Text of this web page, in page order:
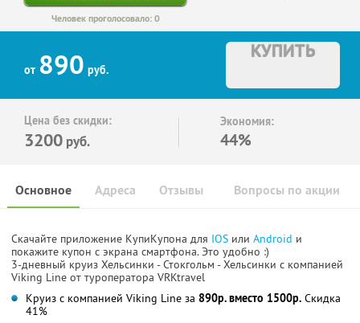
Человек проголосовало: 0
от 890 руб.
КУПИТЬ
Цена без скидки:
3200 руб.
Экономия:
44%
Основное Отзывы Вопросы по акции
Адреса
Скачайте приложение КупиКупона для IOS или Android и
покажите купон с экрана смартфона. Это удобно :)
3-дневный круиз Хельсинки - Стокгольм - Хельсинки с компанией
Viking Line от туроператора VRKtravel
Круиз с компанией Viking Line за 890р. вместо 1500р. Скидка
41%